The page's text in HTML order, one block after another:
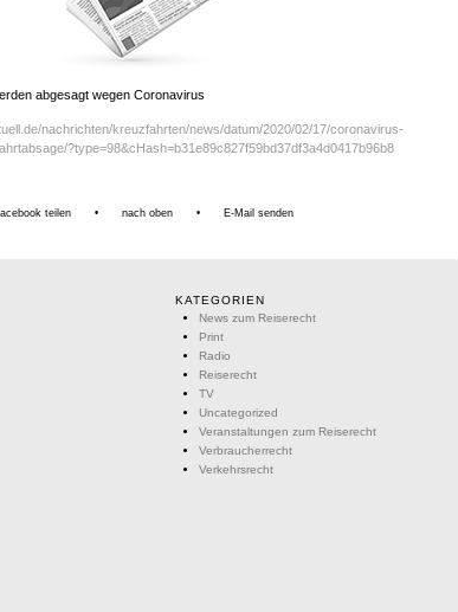
abgesagt wegen Coronavirus
nachrichten/kreuzfahrten/news/datum/2020/02/17/coronavirus-
?type=98&cHash=b31e89c827f59bd37df3a4d0417b96b8
teilen • nach oben • E-Mail senden
KATEGORIEN
News zum Reiserecht
Print
Radio
Reiserecht
TV
Uncategorized
Veranstaltungen zum Reiserecht
Verbraucherrecht
Verkehrsrecht